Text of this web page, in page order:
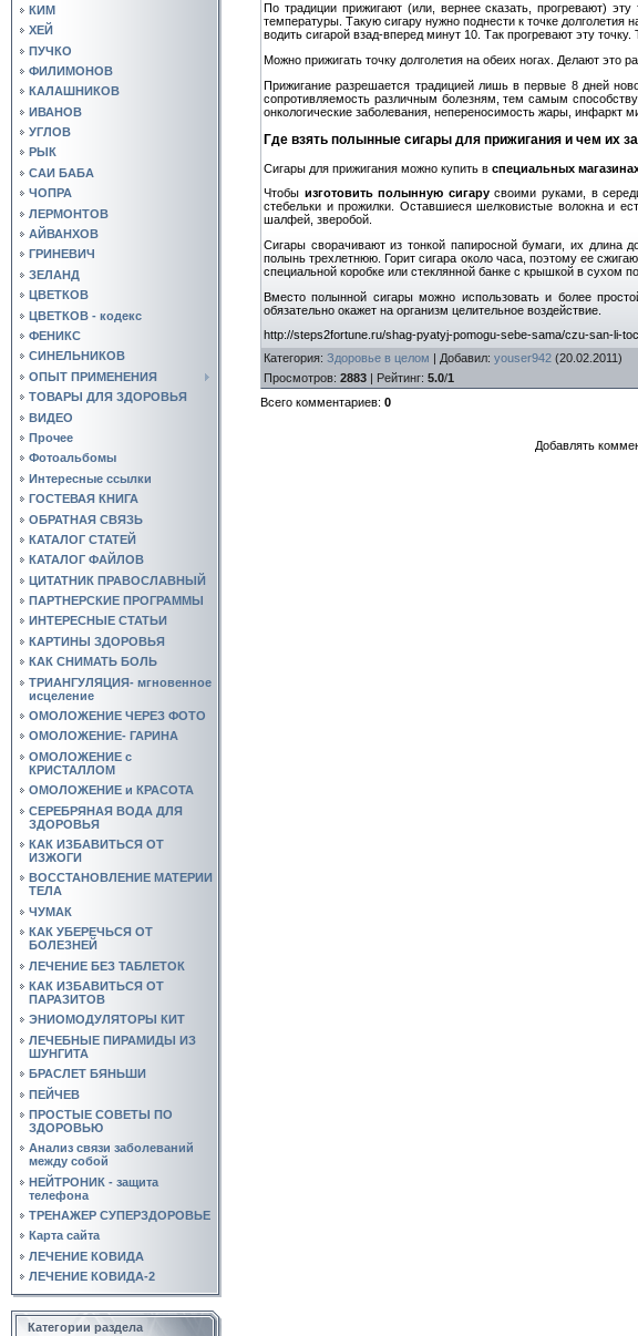
КИМ
ХЕЙ
ПУЧКО
ФИЛИМОНОВ
КАЛАШНИКОВ
ИВАНОВ
УГЛОВ
РЫК
САИ БАБА
ЧОПРА
ЛЕРМОНТОВ
АЙВАНХОВ
ГРИНЕВИЧ
ЗЕЛАНД
ЦВЕТКОВ
ЦВЕТКОВ - кодекс
ФЕНИКС
СИНЕЛЬНИКОВ
ОПЫТ ПРИМЕНЕНИЯ
ТОВАРЫ ДЛЯ ЗДОРОВЬЯ
ВИДЕО
Прочее
Фотоальбомы
Интересные ссылки
ГОСТЕВАЯ КНИГА
ОБРАТНАЯ СВЯЗЬ
КАТАЛОГ СТАТЕЙ
КАТАЛОГ ФАЙЛОВ
ЦИТАТНИК ПРАВОСЛАВНЫЙ
ПАРТНЕРСКИЕ ПРОГРАММЫ
ИНТЕРЕСНЫЕ СТАТЬИ
КАРТИНЫ ЗДОРОВЬЯ
КАК СНИМАТЬ БОЛЬ
ТРИАНГУЛЯЦИЯ- мгновенное
исцеление
ОМОЛОЖЕНИЕ ЧЕРЕЗ ФОТО
ОМОЛОЖЕНИЕ- ГАРИНА
ОМОЛОЖЕНИЕ с
КРИСТАЛЛОМ
ОМОЛОЖЕНИЕ и КРАСОТА
СЕРЕБРЯНАЯ ВОДА ДЛЯ
ЗДОРОВЬЯ
КАК ИЗБАВИТЬСЯ ОТ
ИЗЖОГИ
ВОССТАНОВЛЕНИЕ МАТЕРИИ
ТЕЛА
ЧУМАК
КАК УБЕРЕЧЬСЯ ОТ
БОЛЕЗНЕЙ
ЛЕЧЕНИЕ БЕЗ ТАБЛЕТОК
КАК ИЗБАВИТЬСЯ ОТ
ПАРАЗИТОВ
ЭНИОМОДУЛЯТОРЫ КИТ
ЛЕЧЕБНЫЕ ПИРАМИДЫ ИЗ
ШУНГИТА
БРАСЛЕТ БЯНЬШИ
ПЕЙЧЕВ
ПРОСТЫЕ СОВЕТЫ ПО
ЗДОРОВЬЮ
Анализ связи заболеваний
между собой
НЕЙТРОНИК - защита
телефона
ТРЕНАЖЕР СУПЕРЗДОРОВЬЕ
Карта сайта
ЛЕЧЕНИЕ КОВИДА
ЛЕЧЕНИЕ КОВИДА-2
Категории раздела
По традиции прижигают (или, вернее сказать, прогревают) эту
температуры. Такую сигару нужно поднести к точке долголетия
водить сигарой взад-вперед минут 10. Так прогревают эту
Можно прижигать точку долголетия на обеих ногах. Делают
Прижигание разрешается традицией лишь в первые 8 дней
сопротивляемость различным болезням, тем самым
онкологические заболевания, непереносимость жары, инфаркт
Где взять полынные сигары для прижигания и чем их
Сигары для прижигания можно купить в специальных
Чтобы изготовить полынную сигарусвоими руками, в
стебельки и прожилки. Оставшиеся шелковистые волокна и
шалфей, зверобой.
Сигары сворачивают из тонкой папиросной бумаги, их
полынь трехлетнюю. Горит сигара около часа, поэтому ее
специальной коробке или стеклянной банке с крышкой в сухом
Вместо полынной сигары можно использовать и более
обязательно окажет на организм целительное воздействие.
http://steps2fortune.ru/shag-pyatyj-pomogu-sebe-sama/czu-san-li-
Категория: Здоровье в целом | Добавил: youser942 (20.02.2011)
Просмотров: 2883 | Рейтинг: 5.0/1
Всего комментариев: 0
Добавлять